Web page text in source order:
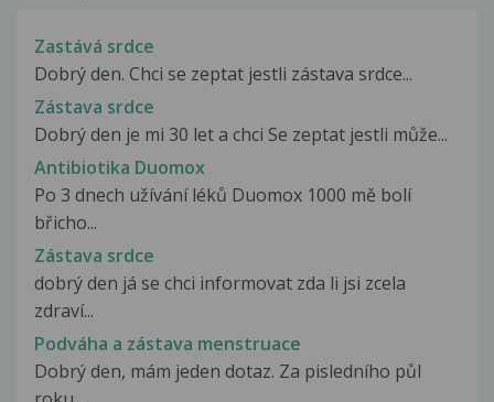
Zastává srdce
Dobrý den. Chci se zeptat jestli zástava srdce...
Zástava srdce
Dobrý den je mi 30 let a chci Se zeptat jestli může...
Antibiotika Duomox
Po 3 dnech užívání léků Duomox 1000 mě bolí
břicho...
Zástava srdce
dobrý den já se chci informovat zda li jsi zcela
zdraví...
Podváha a zástava menstruace
Dobrý den, mám jeden dotaz. Za pisledního půl